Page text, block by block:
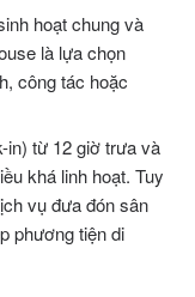
hoạt chung và
là lựa chọn
công tác hoặc
in) từ 12 giờ trưa và
khá linh hoạt. Tuy
vụ đưa đón sân
phương tiện di